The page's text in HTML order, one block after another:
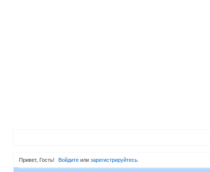
Привет, Гость! Войдите илизарегистрируйтесь